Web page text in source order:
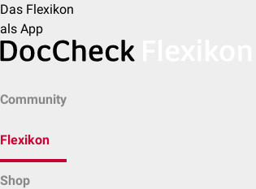
Das Flexikon
als App
Community
Flexikon
Shop